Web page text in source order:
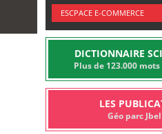
ESCPACE E-COMMERCE
DICTIONNAIRE
Plus de 123.000
LES
Géo parc